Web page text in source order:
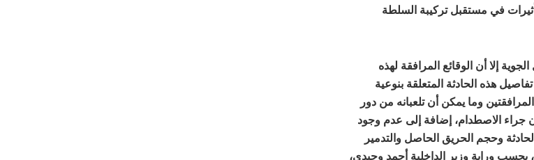
في مستقبل تركيبة السلطة
إلا أن الوقائع المرافقة لهذه
هذه الحادثة المتعلقة بنوعية
وما يمكن أن تلعبانه من دور
جراء الاصطدام، إضافة إلى عدم وجود
وحجم الحريق الحاصل والتدمير
وراية وزير الداخلية أحمد وحيدي،